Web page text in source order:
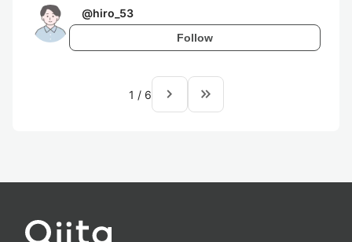
@hiro_53
Follow
1 / 6 navigate_next keyboard_double_arrow_right